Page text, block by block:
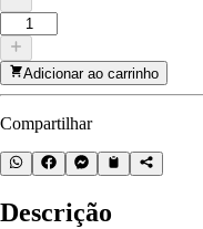
Adicionar ao carrinho
Compartilhar
Descrição